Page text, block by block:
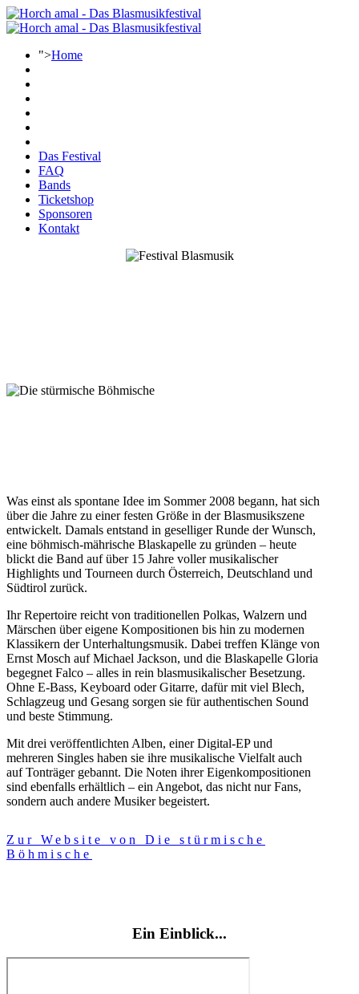
">Home
Das Festival
FAQ
Bands
Ticketshop
Sponsoren
Kontakt
Was einst als spontane Idee im Sommer 2008 begann, hat sich
über die Jahre zu einer festen Größe in der Blasmusikszene
entwickelt. Damals entstand in geselliger Runde der Wunsch,
eine böhmisch-mährische Blaskapelle zu gründen – heute
blickt die Band auf über 15 Jahre voller musikalischer
Highlights und Tourneen durch Österreich, Deutschland und
Südtirol zurück.
Ihr Repertoire reicht von traditionellen Polkas, Walzern und
Märschen über eigene Kompositionen bis hin zu modernen
Klassikern der Unterhaltungsmusik. Dabei treffen Klänge von
Ernst Mosch auf Michael Jackson, und die Blaskapelle Gloria
begegnet Falco – alles in rein blasmusikalischer Besetzung.
Ohne E-Bass, Keyboard oder Gitarre, dafür mit viel Blech,
Schlagzeug und Gesang sorgen sie für authentischen Sound
und beste Stimmung.
Mit drei veröffentlichten Alben, einer Digital-EP und
mehreren Singles haben sie ihre musikalische Vielfalt auch
auf Tonträger gebannt. Die Noten ihrer Eigenkompositionen
sind ebenfalls erhältlich – ein Angebot, das nicht nur Fans,
sondern auch andere Musiker begeistert.
Zur Website von Die stürmische
Böhmische
Ein Einblick...